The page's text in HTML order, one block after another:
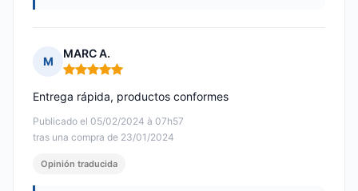
M
MARC A.
Nota: 5 de 5
Publicado el 05/02/2024 à 07h57
tras una compra de 23/01/2024
Entrega rápida, productos conformes
Opinión traducida